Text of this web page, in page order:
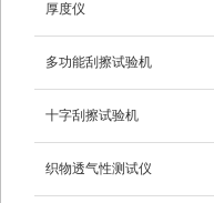
厚度仪
多功能刮擦试验机
十字刮擦试验机
织物透气性测试仪